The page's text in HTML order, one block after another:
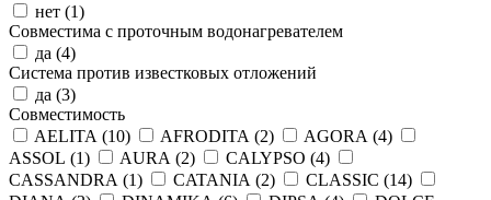
нет (1)
Совместима с проточным водонагревателем
да (4)
Система против известковых отложений
да (3)
Совместимость
AELITA (10) AFRODITA (2) AGORA (4)
ASSOL (1) AURA (2) CALYPSO (4)
CASSANDRA (1) CATANIA (2) CLASSIC (14)